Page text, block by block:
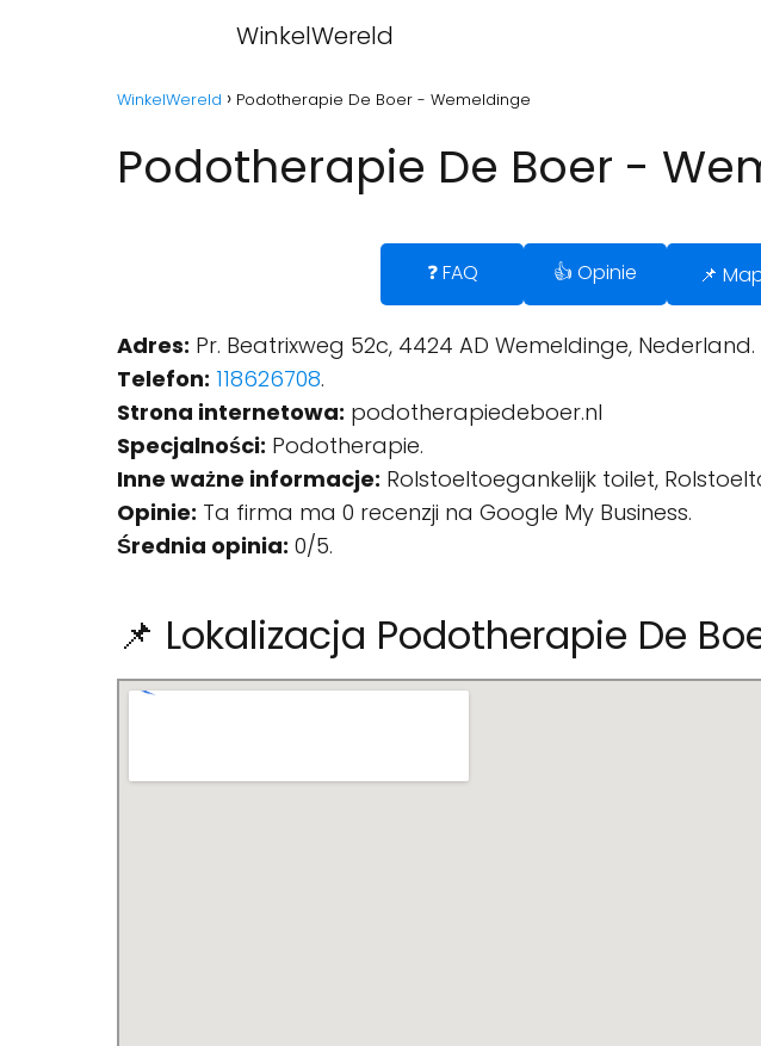
WinkelWereld
WinkelWereld Podotherapie De Boer - Wemeldinge
Podotherapie De Boer -
❓ FAQ 👍 Opinie 📌
Adres: Pr. Beatrixweg 52c, 4424 AD Wemeldinge, Nederland.
Telefon: 118626708.
Strona internetowa: podotherapiedeboer.nl
Specjalności: Podotherapie.
Inne ważne informacje: Rolstoeltoegankelijk toilet,
Opinie: Ta firma ma 0 recenzji na Google My Business.
Średnia opinia: 0/5.
📌 Lokalizacja Podotherapie De